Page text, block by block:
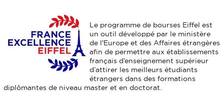
Le programme de bourses Eiffel est
un outil développé par le ministère
de l'Europe et des Affaires étrangères
afin de permettre aux établissements
français d’enseignement supérieur
d’attirer les meilleurs étudiants
étrangers dans des formations
diplômantes de niveau master et en doctorat.